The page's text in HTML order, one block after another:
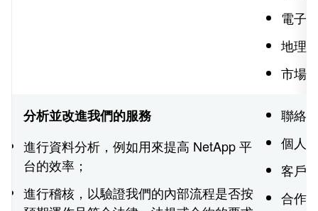
電子
地理
市場
分析並改進我們的服務
進行資料分析，例如用來提高 NetApp 平
台的效率；
進行稽核，以驗證我們的內部流程是否按
聯絡
個人
客戶
合作